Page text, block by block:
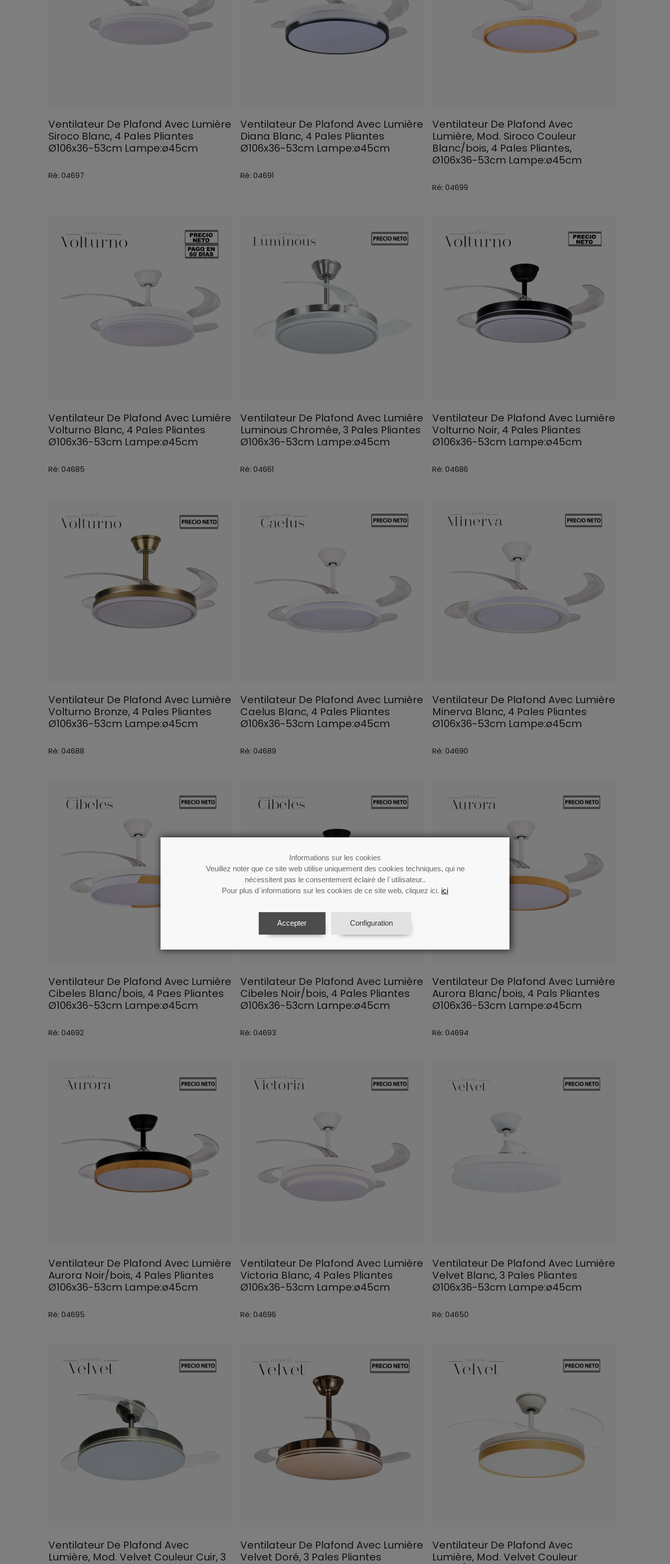
Informations sur les cookies
Veuillez noter que ce site web utilise uniquement des cookies techniques, qui ne
nécessitent pas le consentement éclairé de l´utilisateur..
Pour plus d´informations sur les cookies de ce site web, cliquez ici. ici
Accepter Configuration
Ventilateur De Plafond Avec Lumière
Siroco Blanc, 4 Pales Pliantes
Ø106x36-53cm Lampe:ø45cm
Ré: 04697
Ventilateur De Plafond Avec Lumière
Diana Blanc, 4 Pales Pliantes
Ø106x36-53cm Lampe:ø45cm
Ré: 04691
Ventilateur De Plafond Avec
Lumière, Mod. Siroco Couleur
Blanc/bois, 4 Pales Pliantes,
Ø106x36-53cm Lampe:ø45cm
Ré: 04699
Ventilateur De Plafond Avec Lumière
Volturno Blanc, 4 Pales Pliantes
Ø106x36-53cm Lampe:ø45cm
Ré: 04685
Ventilateur De Plafond Avec Lumière
Luminous Chromée, 3 Pales Pliantes
Ø106x36-53cm Lampe:ø45cm
Ré: 04661
Ventilateur De Plafond Avec Lumière
Volturno Noir, 4 Pales Pliantes
Ø106x36-53cm Lampe:ø45cm
Ré: 04686
Ventilateur De Plafond Avec Lumière
Volturno Bronze, 4 Pales Pliantes
Ø106x36-53cm Lampe:ø45cm
Ré: 04688
Ventilateur De Plafond Avec Lumière
Caelus Blanc, 4 Pales Pliantes
Ø106x36-53cm Lampe:ø45cm
Ré: 04689
Ventilateur De Plafond Avec Lumière
Minerva Blanc, 4 Pales Pliantes
Ø106x36-53cm Lampe:ø45cm
Ré: 04690
Ventilateur De Plafond Avec Lumière
Cibeles Blanc/bois, 4 Paes Pliantes
Ø106x36-53cm Lampe:ø45cm
Ré: 04692
Ventilateur De Plafond Avec Lumière
Cibeles Noir/bois, 4 Pales Pliantes
Ø106x36-53cm Lampe:ø45cm
Ré: 04693
Ventilateur De Plafond Avec Lumière
Aurora Blanc/bois, 4 Pals Pliantes
Ø106x36-53cm Lampe:ø45cm
Ré: 04694
Ventilateur De Plafond Avec Lumière
Aurora Noir/bois, 4 Pales Pliantes
Ø106x36-53cm Lampe:ø45cm
Ré: 04695
Ventilateur De Plafond Avec Lumière
Victoria Blanc, 4 Pales Pliantes
Ø106x36-53cm Lampe:ø45cm
Ré: 04696
Ventilateur De Plafond Avec Lumière
Velvet Blanc, 3 Pales Pliantes
Ø106x36-53cm Lampe:ø45cm
Ré: 04650
Ventilateur De Plafond Avec
Lumière, Mod. Velvet Couleur Cuir, 3
Ventilateur De Plafond Avec Lumière
Velvet Doré, 3 Pales Pliantes
Ventilateur De Plafond Avec
Lumière, Mod. Velvet Couleur